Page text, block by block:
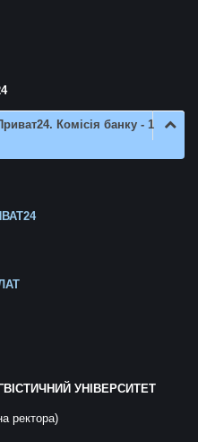
Комісія банку - 1
УНІВЕРСИТЕТ
ректора)